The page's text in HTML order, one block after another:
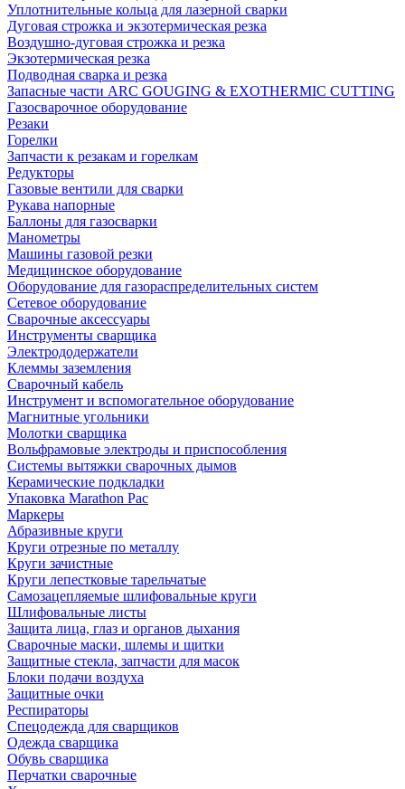
Уплотнительные кольца для лазерной сварки
Дуговая строжка и экзотермическая резка
Воздушно-дуговая строжка и резка
Экзотермическая резка
Подводная сварка и резка
Запасные части ARC GOUGING & EXOTHERMIC CUTTING
Газосварочное оборудование
Резаки
Горелки
Запчасти к резакам и горелкам
Редукторы
Газовые вентили для сварки
Рукава напорные
Баллоны для газосварки
Манометры
Машины газовой резки
Медицинское оборудование
Оборудование для газораспределительных систем
Сетевое оборудование
Сварочные аксессуары
Инструменты сварщика
Электрододержатели
Клеммы заземления
Сварочный кабель
Инструмент и вспомогательное оборудование
Магнитные угольники
Молотки сварщика
Вольфрамовые электроды и приспособления
Системы вытяжки сварочных дымов
Керамические подкладки
Упаковка Marathon Pac
Маркеры
Абразивные круги
Круги отрезные по металлу
Круги зачистные
Круги лепестковые тарельчатые
Самозацепляемые шлифовальные круги
Шлифовальные листы
Защита лица, глаз и органов дыхания
Сварочные маски, шлемы и щитки
Защитные стекла, запчасти для масок
Блоки подачи воздуха
Защитные очки
Респираторы
Спецодежда для сварщиков
Одежда сварщика
Обувь сварщика
Перчатки сварочные